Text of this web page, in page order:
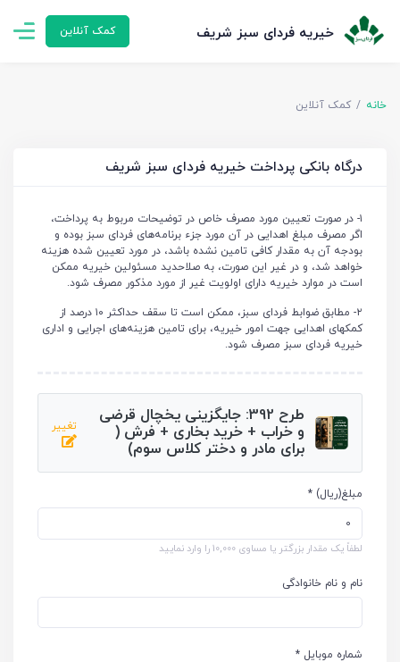
خیریه فردای سبز شریف کمک آنلاین
خانه کمک آنلاین
درگاه بانکی پرداخت خیریه فردای سبز شریف
۱- در صورت تعیین مورد مصرف خاص در توضیحات مربوط به پرداخت،
اگر مصرف مبلغ اهدایی در آن مورد جزء برنامه‌های فردای سبز بوده و
بودجه آن به مقدار کافی تامین نشده باشد، در مورد تعیین شده هزینه
خواهد شد، و در غیر این صورت، به صلاحدید مسئولین خیریه ممکن
است در موارد خیریه دارای اولویت غیر از مورد مذکور مصرف شود.
۲- مطابق ضوابط فردای سبز، ممکن است تا سقف حداکثر ۱۰ درصد از
کمکهای اهدایی جهت امور خیریه، برای تامین هزینه‌های اجرایی و اداری
خیریه فردای سبز مصرف شود.
طرح 392: جایگزینی یخچال قرضی
و خراب + خرید بخاری + فرش (
برای مادر و دختر کلاس سوم)
تغییر
مبلغ(ریال) *
لطفاً یک مقدار بزرگتر یا مساوی 10,000 را وارد نمایید
نام و نام خانوادگی
شماره موبایل *